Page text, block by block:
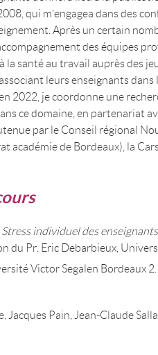
qui m’engagea dans des
Après un certain
des équipes
la santé au travail auprès des
leurs enseignants dans
2022, je coordonne une
ce domaine, en partenariat
par le Conseil régional
académie de Bordeaux), la
Stress individuel des
du Pr. Eric Debarbieux,
Victor Segalen Bordeaux 2.
Pain, Jean-Claude